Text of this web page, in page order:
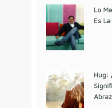
Lo
Es
Hug: